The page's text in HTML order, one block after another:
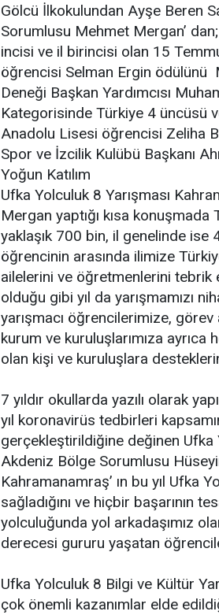
Gölcü İlkokulundan Ayşe Beren
Sorumlusu Mehmet Mergan’
incisi ve il birincisi olan 15
öğrencisi Selman Ergin ödülünü
Deneği Başkan Yardımcısı
Kategorisinde Türkiye 4 üncüsü
Anadolu Lisesi öğrencisi Zeliha
Spor ve İzcilik Kulübü Başkanı
Yoğun Katılım
Ufka Yolculuk 8 Yarışması
Mergan yaptığı kısa konuşmada
yaklaşık 700 bin, il genelinde ise
öğrencinin arasında ilimize
ailelerini ve öğretmenlerini tebrik
olduğu gibi yıl da yarışmamızı
yarışmacı öğrencilerimize,
kurum ve kuruluşlarımıza
olan kişi ve kuruluşlara
7 yıldır okullarda yazılı olarak
yıl koronavirüs tedbirleri
gerçekleştirildiğine değinen Ufka
Akdeniz Bölge Sorumlusu
Kahramanamraş’ ın bu yıl Ufka
sağladığını ve hiçbir başarının
yolculuğunda yol arkadaşımız
derecesi gururu yaşatan
Ufka Yolculuk 8 Bilgi ve Kültür
çok önemli kazanımlar elde